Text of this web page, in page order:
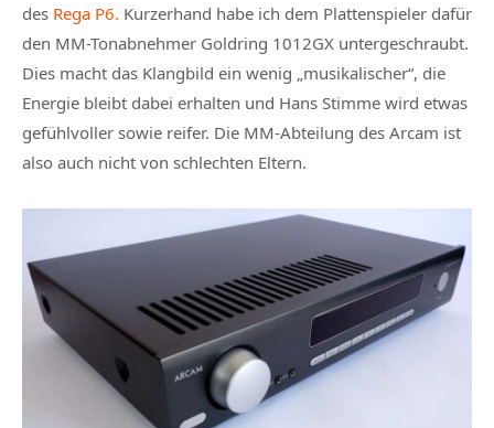
des Rega P6. Kurzerhand habe ich dem Plattenspieler dafür
den MM-Tonabnehmer Goldring 1012GX untergeschraubt.
Dies macht das Klangbild ein wenig „musikalischer“, die
Energie bleibt dabei erhalten und Hans Stimme wird etwas
gefühlvoller sowie reifer. Die MM-Abteilung des Arcam ist
also auch nicht von schlechten Eltern.